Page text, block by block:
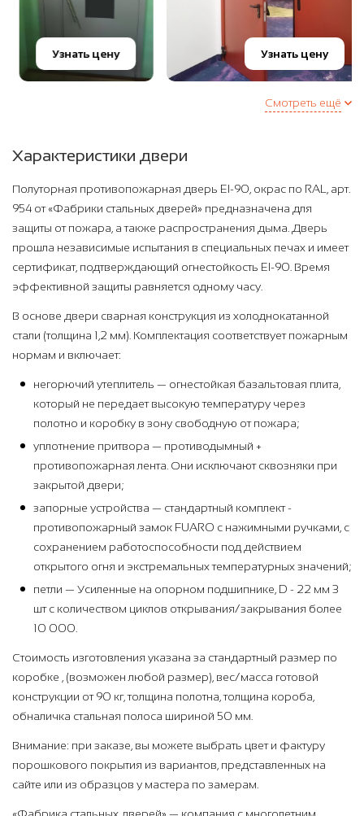
Узнать цену Узнать цену
Смотреть ещё
Характеристики двери
Полуторная противопожарная дверь EI-90, окрас по RAL, арт.
954 от «Фабрики стальных дверей» предназначена для
защиты от пожара, а также распространения дыма. Дверь
прошла независимые испытания в специальных печах и имеет
сертификат, подтверждающий огнестойкость EI-90. Время
эффективной защиты равняется одному часу.
В основе двери сварная конструкция из холоднокатанной
стали (толщина 1,2 мм). Комплектация соответствует пожарным
нормам и включает:
негорючий утеплитель — огнестойкая базальтовая плита,
который не передает высокую температуру через
полотно и коробку в зону свободную от пожара;
уплотнение притвора — противодымный +
противопожарная лента. Они исключают сквозняки при
закрытой двери;
запорные устройства — стандартный комплект -
противопожарный замок FUARO с нажимными ручками, с
сохранением работоспособности под действием
открытого огня и экстремальных температурных значений;
петли — Усиленные на опорном подшипнике, D - 22 мм 3
шт с количеством циклов открывания/закрывания более
10 000.
Стоимость изготовления указана за стандартный размер по
коробке , (возможен любой размер), вес/масса готовой
конструкции от 90 кг, толщина полотна, толщина короба,
обналичка стальная полоса шириной 50 мм.
Внимание: при заказе, вы можете выбрать цвет и фактуру
порошкового покрытия из вариантов, представленных на
сайте или из образцов у мастера по замерам.